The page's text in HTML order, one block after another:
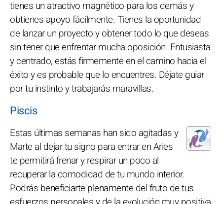
tienes un atractivo magnético para los demás y
obtienes apoyo fácilmente. Tienes la oportunidad
de lanzar un proyecto y obtener todo lo que deseas
sin tener que enfrentar mucha oposición. Entusiasta
y centrado, estás firmemente en el camino hacia el
éxito y es probable que lo encuentres. Déjate guiar
por tu instinto y trabajarás maravillas.
Piscis
Estas últimas semanas han sido agitadas y
Marte al dejar tu signo para entrar en Aries
te permitirá frenar y respirar un poco al
recuperar la comodidad de tu mundo interior.
Podrás beneficiarte plenamente del fruto de tus